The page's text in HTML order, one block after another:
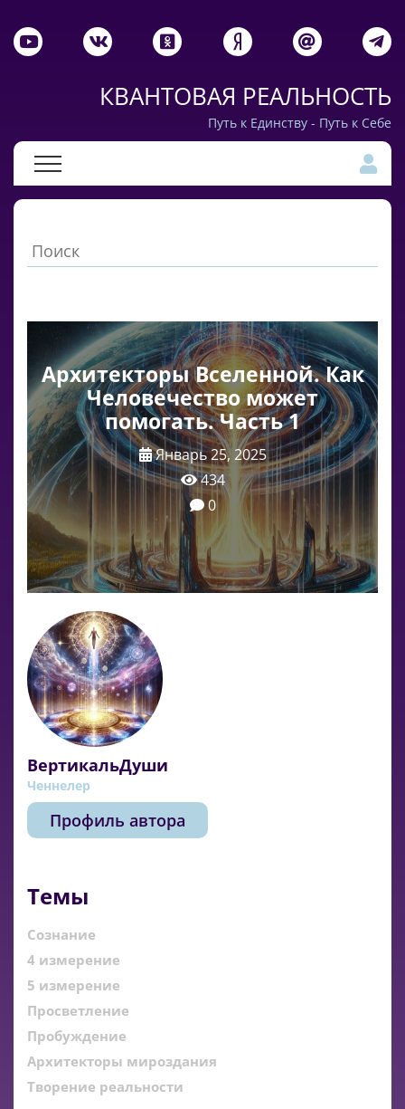
КВАНТОВАЯ РЕАЛЬНОСТЬ
Путь к Единству - Путь к Себе
Архитекторы Вселенной. Как
Человечество может
помогать. Часть 1
Январь 25, 2025
434
0
ВертикальДуши
Ченнелер
Профиль автора
Темы
Сознание
4 измерение
5 измерение
Просветление
Пробуждение
Архитекторы мироздания
Творение реальности